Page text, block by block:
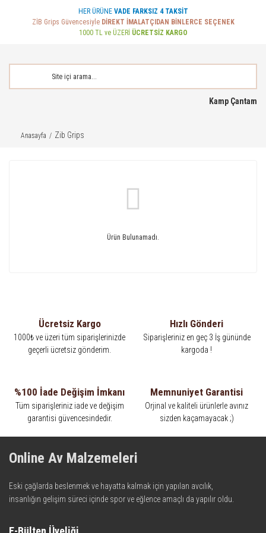
HER ÜRÜNE VADE FARKSIZ 4 TAKSİT
ZİB Grips Güvencesiyle DİREKT İMALATÇIDAN BİNLERCE SEÇENEK
1000 TL ve ÜZERİ ÜCRETSİZ KARGO
Kamp Çantam
Anasayfa Zib Grips
Ürün Bulunamadı.
Ücretsiz Kargo
1000₺ ve üzeri tüm siparişlerinizde
geçerli ücretsiz gönderim.
Hızlı Gönderi
Siparişleriniz en geç 3 İş gününde
kargoda !
%100 İade Değişim İmkanı
Tüm siparişleriniz iade ve değişim
garantisi güvencesindedir.
Memnuniyet Garantisi
Orjinal ve kaliteli ürünlerle avınız
sizden kaçamayacak ;)
Online Av Malzemeleri
Eski çağlarda beslenmek ve hayatta kalmak için yapılan avcılık,
insanlığın gelişim süreci içinde spor ve eğlence amaçlı da yapılır oldu.
teknolojinin dokunuşuyla av malzemelerinde en iyisini meydana